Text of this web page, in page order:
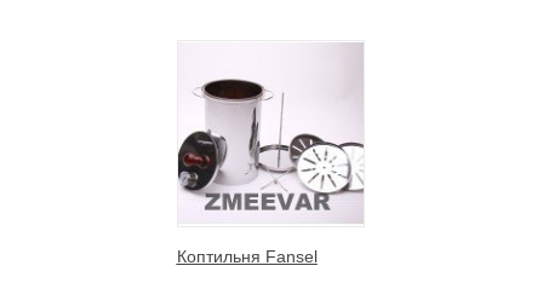
Коптильня Fansel